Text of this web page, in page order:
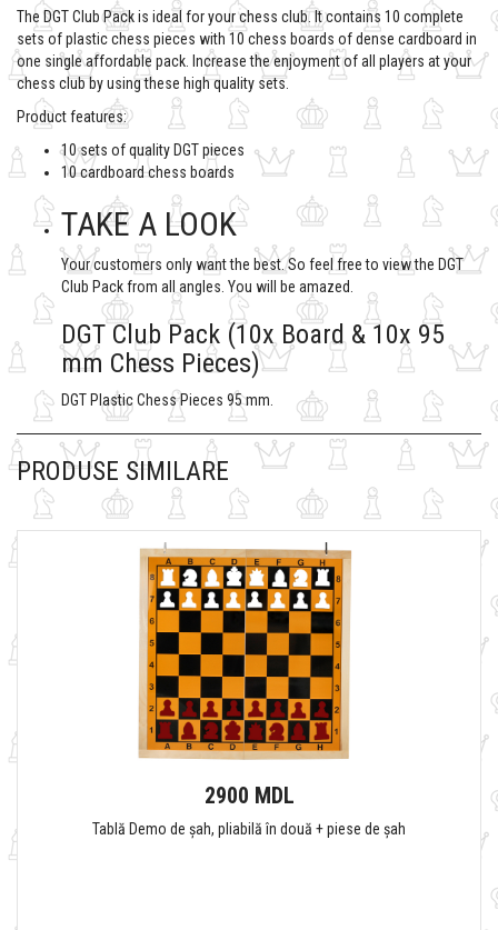
The DGT Club Pack is ideal for your chess club. It contains 10 complete
sets of plastic chess pieces with 10 chess boards of dense cardboard in
one single affordable pack. Increase the enjoyment of all players at your
chess club by using these high quality sets.
Product features:
10 sets of quality DGT pieces
10 cardboard chess boards
TAKE A LOOK
Your customers only want the best. So feel free to view the DGT
Club Pack from all angles. You will be amazed.
DGT Club Pack (10x Board & 10x 95
mm Chess Pieces)
DGT Plastic Chess Pieces 95 mm.
PRODUSE SIMILARE
2900 MDL
Tablă Demo de șah, pliabilă în două + piese de șah